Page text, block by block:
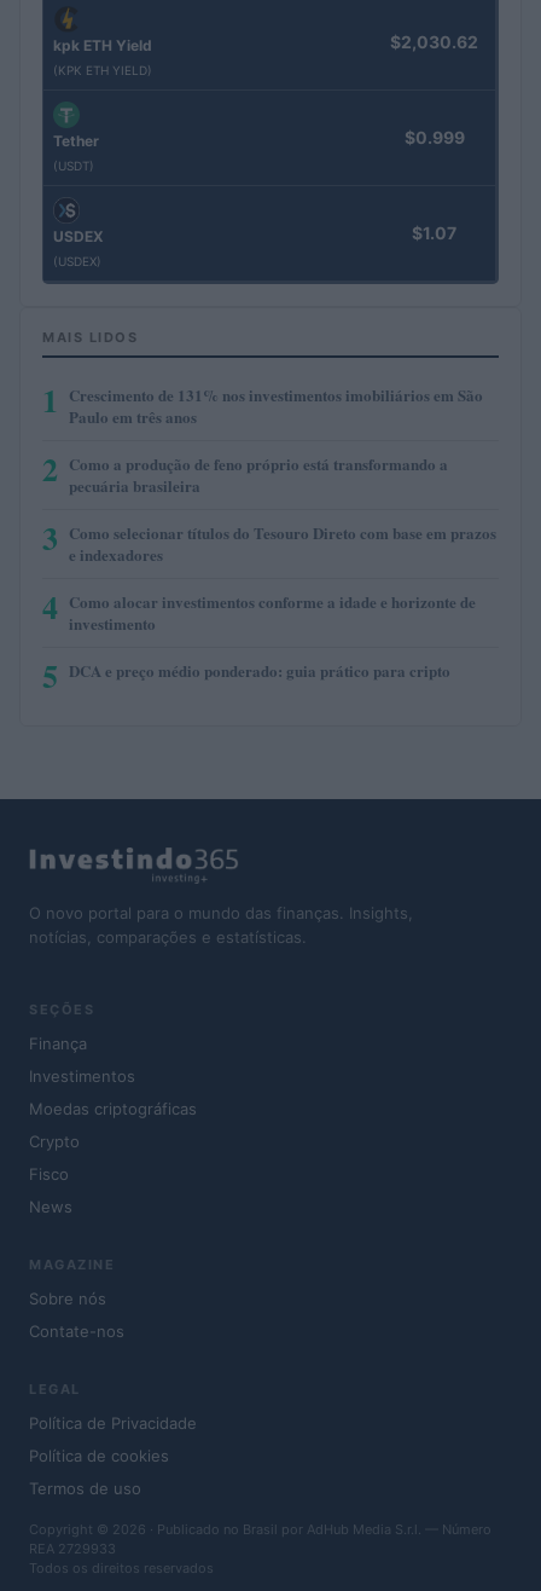
kpk ETH Yield
(KPK ETH YIELD)
$2,030.62
Tether
(USDT)
$0.999
USDEX
(USDEX)
$1.07
MAIS LIDOS
1
Crescimento de 131% nos investimentos imobiliários em São
Paulo em três anos
2 Como a produção de feno próprio está transformando a
pecuária brasileira
3 Como selecionar títulos do Tesouro Direto com base em prazos
e indexadores
4 Como alocar investimentos conforme a idade e horizonte de
investimento
5 DCA e preço médio ponderado: guia prático para cripto
O novo portal para o mundo das finanças. Insights,
notícias, comparações e estatísticas.
SEÇÕES
Finança
Investimentos
Moedas criptográficas
Crypto
Fisco
News
MAGAZINE
Sobre nós
Contate-nos
LEGAL
Política de Privacidade
Política de cookies
Termos de uso
Copyright © 2026 · Publicado no Brasil por AdHub Media S.r.l. — Número
REA 2729933
Todos os direitos reservados